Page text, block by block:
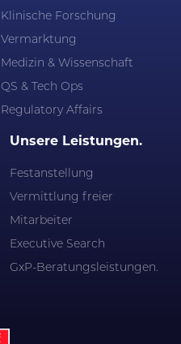
Klinische Forschung
Vermarktung
Medizin & Wissenschaft
QS & Tech Ops
Regulatory Affairs
Unsere Leistungen.
Festanstellung
Vermittlung freier
Mitarbeiter
Executive Search
GxP-Beratungsleistungen.